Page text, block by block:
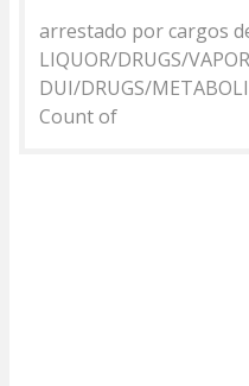
arrestado por cargos
LIQUOR/DRUGS/
DUI/DRUGS/
Count of